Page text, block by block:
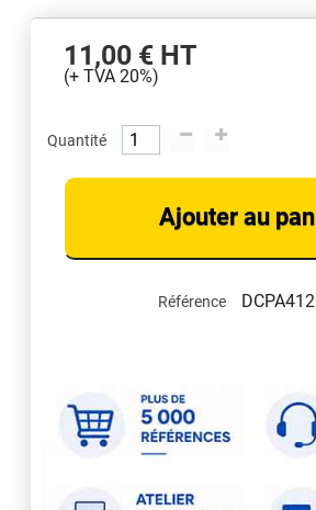
11,00 € HT
(+ TVA 20%)
Quantité
Ajouter au
Référence